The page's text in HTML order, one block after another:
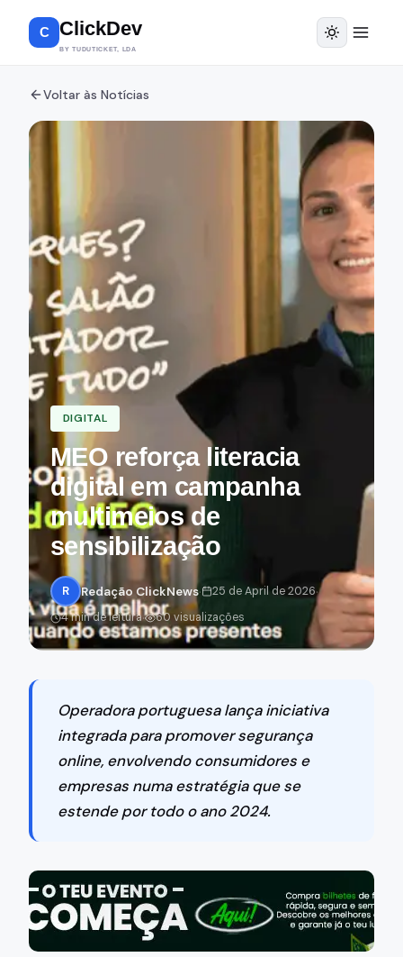
C ClickDev
BY TUDUTICKET, LDA
Voltar às Notícias
DIGITAL
MEO reforça literacia
digital em campanha
multimeios de
sensibilização
R Redação ClickNews· 25 de April de 2026·
4 min de leitura· 60 visualizações
Operadora portuguesa lança iniciativa
integrada para promover segurança
online, envolvendo consumidores e
empresas numa estratégia que se
estende por todo o ano 2024.